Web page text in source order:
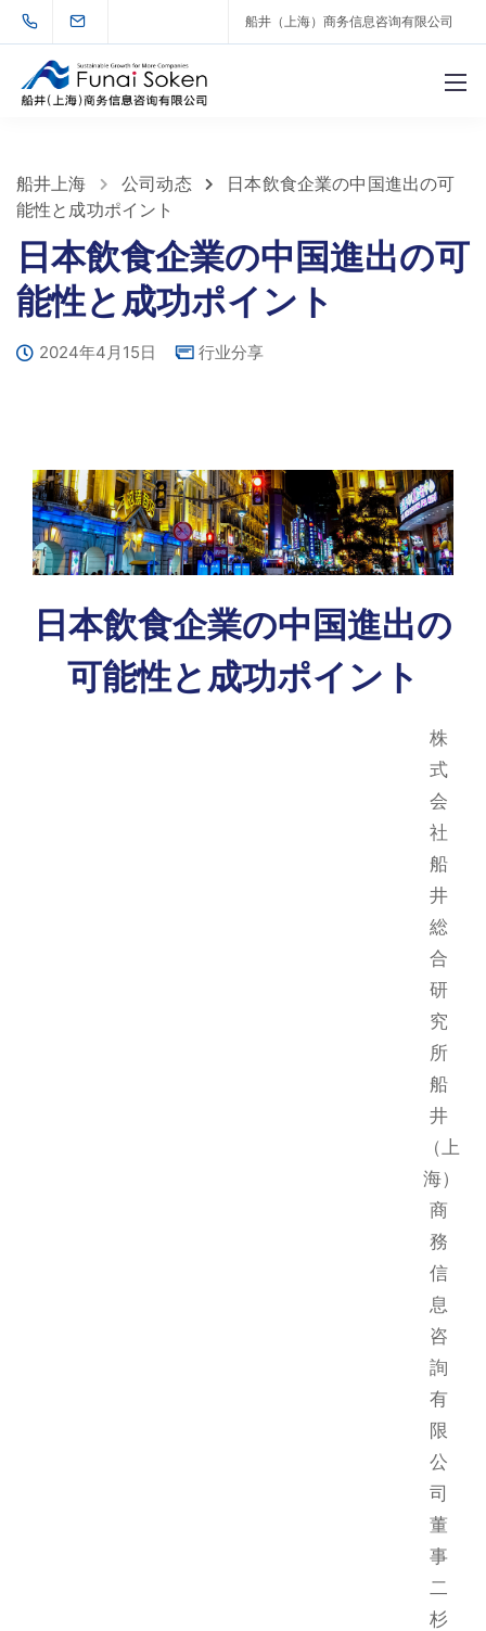
船井（上海）商务信息咨询有限公司
船井上海 公司动态
日本飲食企業の中国進出の可
能性と成功ポイント
日本飲食企業の中国進出の可
能性と成功ポイント
2024年4月15日 行业分享
日本飲食企業の中国進出の
可能性と成功ポイント
株
式
会
社
船
井
総
合
研
究
所
船
井
（上
海）
商
務
信
息
咨
詢
有
限
公
司
董
事
二
杉